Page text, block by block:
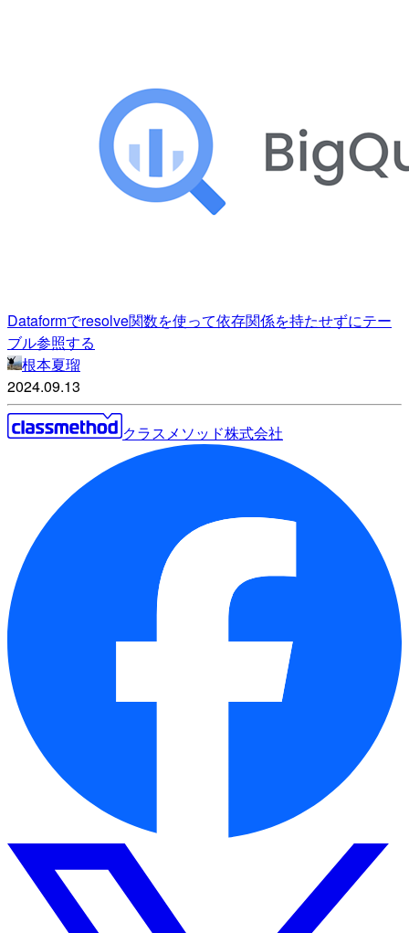
Dataformでresolve関数を使って依存関係を持たせずにテー
ブル参照する
根本夏瑠
2024.09.13
クラスメソッド株式会社